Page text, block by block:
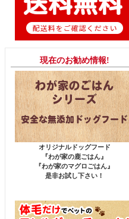
現在のお勧め情報!
オリジナルドッグフード
『わが家の鹿ごはん』
『わが家のマグロごはん』
是非お試し下さい！